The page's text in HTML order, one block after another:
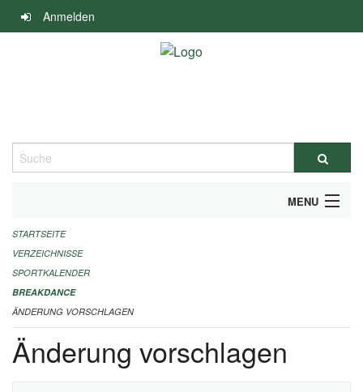
Navigation
überspringen
Anmelden
Suche
MENU
ALLGEMEINE INFORMATIONEN
FINANZIELLE UNTERSTÜTZUNG BENÖTIGT?
KONTAKT
STARTSEITE
VERZEICHNISSE
SPORTKALENDER
BREAKDANCE
ÄNDERUNG VORSCHLAGEN
Änderung vorschlagen